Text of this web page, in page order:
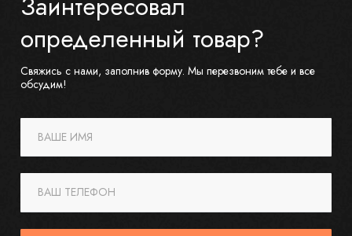
определенный товар?
Свяжись с нами, заполнив форму. Мы перезвоним тебе и все
обсудим!
ВАШЕ ИМЯ
ВАШ ТЕЛЕФОН